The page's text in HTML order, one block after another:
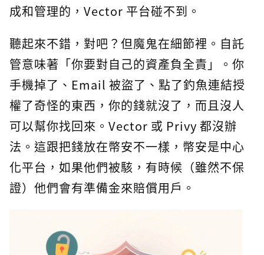
成和管理的，Vector 平台碰不到。
聽起來不錯，對吧？但魔鬼在細節裡。自託
管意味著「你要對自己的資產負全責」。你
手機掉了、Email 被盜了、點了釣魚連結授
權了奇怪的東西，你的錢就沒了，而且沒人
可以幫你找回來。Vector 或 Privy 都沒辦
法。這跟把錢放在幣安不一樣，幣安是中心
化平台，如果他們被駭，有時候（雖然不保
證）他們會有準備金來賠償用戶。